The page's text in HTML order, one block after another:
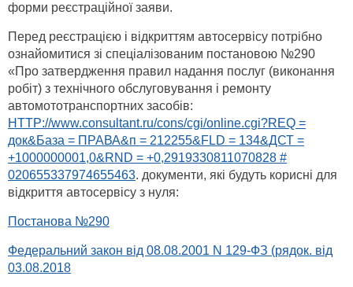
форми реєстраційної заяви.
Перед реєстрацією і відкриттям автосервісу потрібно
ознайомитися зі спеціалізованим постановою №290
«Про затвердження правил надання послуг (виконання
робіт) з технічного обслуговування і ремонту
автомототранспортних засобів:
HTTP://www.consultant.ru/cons/cgi/online.cgi?REQ =
док&База = ПРАВА&п = 212255&FLD = 134&ДСТ =
+1000000001,0&RND = +0,2919330811070828 #
020655337974655463. документи, які будуть корисні для
відкриття автосервісу з нуля:
Постанова №290
Федеральний закон від 08.08.2001 N 129-ФЗ (рядок. від
03.08.2018